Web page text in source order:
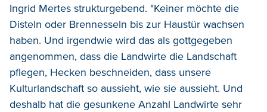
Ingrid Mertes strukturgebend. "Keiner möchte die
Disteln oder Brennesseln bis zur Haustür wachsen
haben. Und irgendwie wird das als gottgegeben
angenommen, dass die Landwirte die Landschaft
pflegen, Hecken beschneiden, dass unsere
Kulturlandschaft so aussieht, wie sie aussieht. Und
deshalb hat die gesunkene Anzahl Landwirte sehr